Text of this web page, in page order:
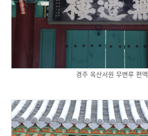
경주 옥산서원 무변루 편액